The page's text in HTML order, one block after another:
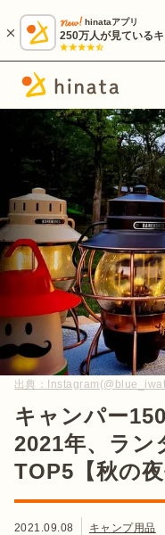
hinataアプリ
250万人が見ている
出典：
キャンパー
2021年、ラン
TOP5【秋の
2021.09.08 キャンプ用品